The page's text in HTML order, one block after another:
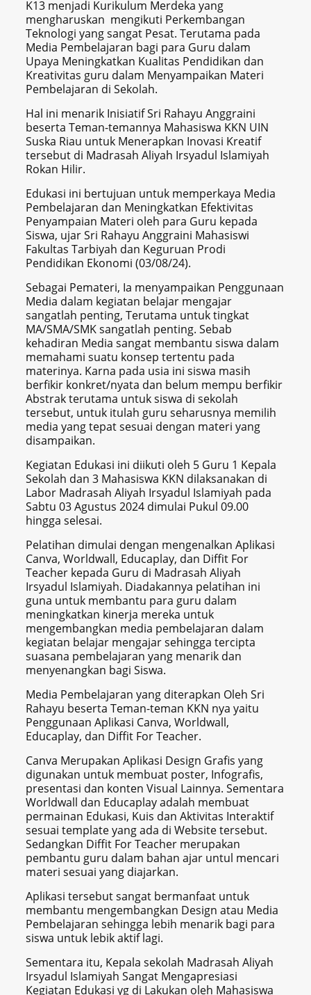
K13 menjadi Kurikulum Merdeka yang
mengharuskan mengikuti Perkembangan
Teknologi yang sangat Pesat. Terutama pada
Media Pembelajaran bagi para Guru dalam
Upaya Meningkatkan Kualitas Pendidikan dan
Kreativitas guru dalam Menyampaikan Materi
Pembelajaran di Sekolah.
Hal ini menarik Inisiatif Sri Rahayu Anggraini
beserta Teman-temannya Mahasiswa KKN UIN
Suska Riau untuk Menerapkan Inovasi Kreatif
tersebut di Madrasah Aliyah Irsyadul Islamiyah
Rokan Hilir.
Edukasi ini bertujuan untuk memperkaya Media
Pembelajaran dan Meningkatkan Efektivitas
Penyampaian Materi oleh para Guru kepada
Siswa, ujar Sri Rahayu Anggraini Mahasiswi
Fakultas Tarbiyah dan Keguruan Prodi
Pendidikan Ekonomi (03/08/24).
Sebagai Pemateri, Ia menyampaikan Penggunaan
Media dalam kegiatan belajar mengajar
sangatlah penting, Terutama untuk tingkat
MA/SMA/SMK sangatlah penting. Sebab
kehadiran Media sangat membantu siswa dalam
memahami suatu konsep tertentu pada
materinya. Karna pada usia ini siswa masih
berfikir konkret/nyata dan belum mempu berfikir
Abstrak terutama untuk siswa di sekolah
tersebut, untuk itulah guru seharusnya memilih
media yang tepat sesuai dengan materi yang
disampaikan.
Kegiatan Edukasi ini diikuti oleh 5 Guru 1 Kepala
Sekolah dan 3 Mahasiswa KKN dilaksanakan di
Labor Madrasah Aliyah Irsyadul Islamiyah pada
Sabtu 03 Agustus 2024 dimulai Pukul 09.00
hingga selesai.
Pelatihan dimulai dengan mengenalkan Aplikasi
Canva, Worldwall, Educaplay, dan Diffit For
Teacher kepada Guru di Madrasah Aliyah
Irsyadul Islamiyah. Diadakannya pelatihan ini
guna untuk membantu para guru dalam
meningkatkan kinerja mereka untuk
mengembangkan media pembelajaran dalam
kegiatan belajar mengajar sehingga tercipta
suasana pembelajaran yang menarik dan
menyenangkan bagi Siswa.
Media Pembelajaran yang diterapkan Oleh Sri
Rahayu beserta Teman-teman KKN nya yaitu
Penggunaan Aplikasi Canva, Worldwall,
Educaplay, dan Diffit For Teacher.
Canva Merupakan Aplikasi Design Grafis yang
digunakan untuk membuat poster, Infografis,
presentasi dan konten Visual Lainnya. Sementara
Worldwall dan Educaplay adalah membuat
permainan Edukasi, Kuis dan Aktivitas Interaktif
sesuai template yang ada di Website tersebut.
Sedangkan Diffit For Teacher merupakan
pembantu guru dalam bahan ajar untul mencari
materi sesuai yang diajarkan.
Aplikasi tersebut sangat bermanfaat untuk
membantu mengembangkan Design atau Media
Pembelajaran sehingga lebih menarik bagi para
siswa untuk lebik aktif lagi.
Sementara itu, Kepala sekolah Madrasah Aliyah
Irsyadul Islamiyah Sangat Mengapresiasi
Kegiatan Edukasi yg di Lakukan oleh Mahasiswa